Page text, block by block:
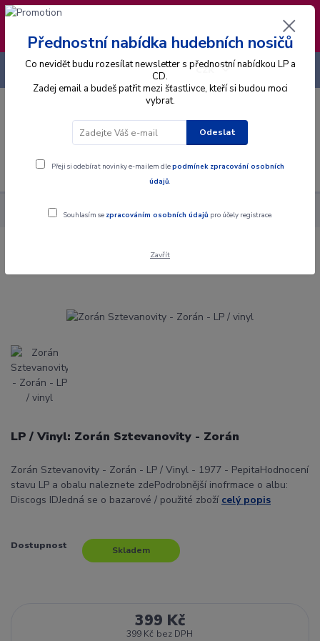
❣️ Od 4.8. do 13.8. čerpám dovolenou. Datum
expedice objednávek se posouvá na pátek
14.8.2026 🐋
Menu
CZK
+420 725 736 293
Alba Gramodesky Zorán Sztevanovity - Zorán - LP / vinyl
Zorán Sztevanovity - Zorán - LP / vinyl
LP / Vinyl: Zorán Sztevanovity - Zorán
Zorán Sztevanovity - Zorán - LP / Vinyl - 1977 - PepitaHodnocení
stavu LP a obalu naleznete zdePodrobnější inofrmace o albu:
Discogs IDJedná se o bazarové / použité zboží celý popis
Dostupnost Skladem
399 Kč
399 Kč bez DPH
Přednostní nabídka hudebních nosičů
Co nevidět budu rozesílat newsletter s přednostní nabídkou LP a
CD.
Zadej email a budeš patřit mezi šťastlivce, kteří si budou moci
vybrat.
Odeslat
Přeji si odebírat novinky e-mailem dlepodmínek zpracování osobních
údajů.
Souhlasím se zpracováním osobních údajů pro účely registrace.
Zavřít